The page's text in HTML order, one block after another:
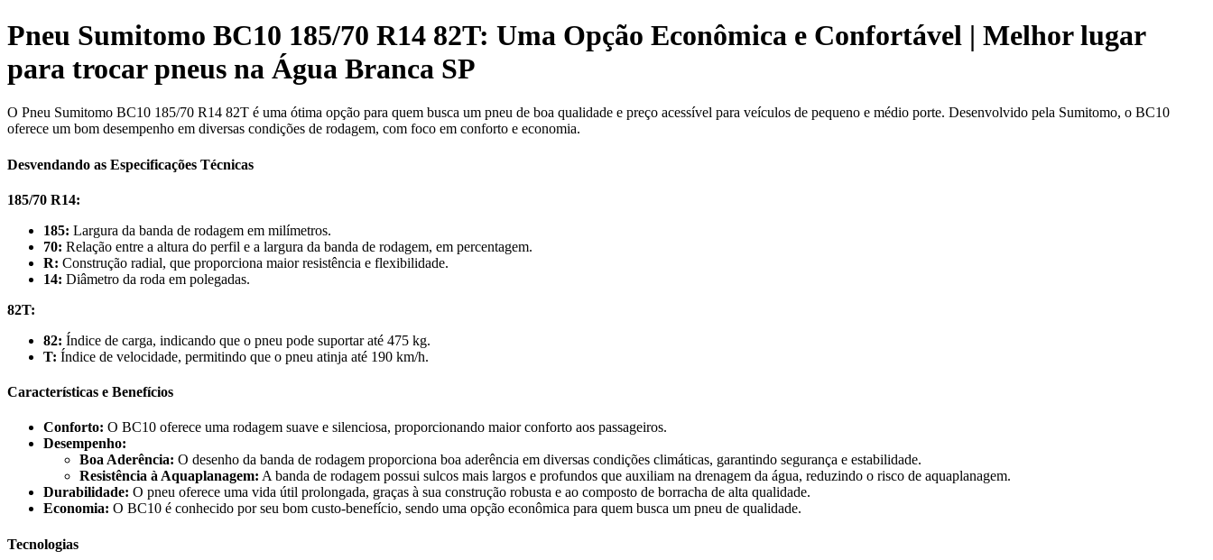
Pneu Sumitomo BC10 185/70 R14 82T: Uma Opção Econômica e Confortável | Melhor lugar
para trocar pneus na Água Branca SP
O Pneu Sumitomo BC10 185/70 R14 82T é uma ótima opção para quem busca um pneu de boa qualidade e preço acessível para veículos de pequeno e médio porte. Desenvolvido pela Sumitomo, o BC10
oferece um bom desempenho em diversas condições de rodagem, com foco em conforto e economia.
Desvendando as Especificações Técnicas
185/70 R14:
185: Largura da banda de rodagem em milímetros.
70: Relação entre a altura do perfil e a largura da banda de rodagem, em percentagem.
R: Construção radial, que proporciona maior resistência e flexibilidade.
14: Diâmetro da roda em polegadas.
82T:
82: Índice de carga, indicando que o pneu pode suportar até 475 kg.
T: Índice de velocidade, permitindo que o pneu atinja até 190 km/h.
Características e Benefícios
Conforto: O BC10 oferece uma rodagem suave e silenciosa, proporcionando maior conforto aos passageiros.
Desempenho:
Boa Aderência: O desenho da banda de rodagem proporciona boa aderência em diversas condições climáticas, garantindo segurança e estabilidade.
Resistência à Aquaplanagem: A banda de rodagem possui sulcos mais largos e profundos que auxiliam na drenagem da água, reduzindo o risco de aquaplanagem.
Durabilidade: O pneu oferece uma vida útil prolongada, graças à sua construção robusta e ao composto de borracha de alta qualidade.
Economia: O BC10 é conhecido por seu bom custo-benefício, sendo uma opção econômica para quem busca um pneu de qualidade.
Tecnologias